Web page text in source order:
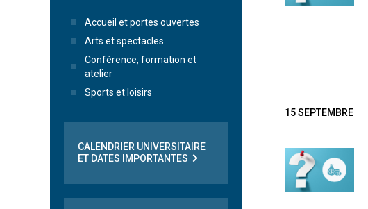
15 SEPTEMBRE
Accueil et portes ouvertes
Arts et spectacles
Conférence, formation et
atelier
Sports et loisirs
CALENDRIER UNIVERSITAIRE
ET DATES IMPORTANTES